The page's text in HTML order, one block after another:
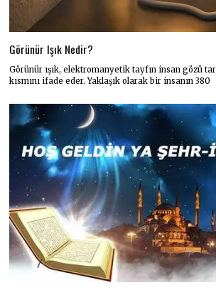
Görünür Işık Nedir?
Görünür ışık, elektromanyetik tayfın insan gözü
kısmını ifade eder. Yaklaşık olarak bir insanın 380